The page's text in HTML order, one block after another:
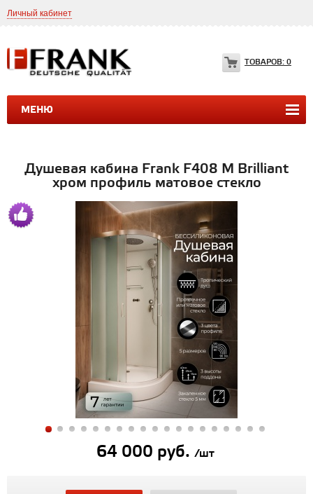
Личный кабинет
МЕНЮ
ТОВАРОВ: 0
ДУШЕВЫЕ КАБИНЫ ВАННЫ
Душевая кабина Frank F408 M Brilliant
хром профиль матовое стекло
64 000 руб. /шт